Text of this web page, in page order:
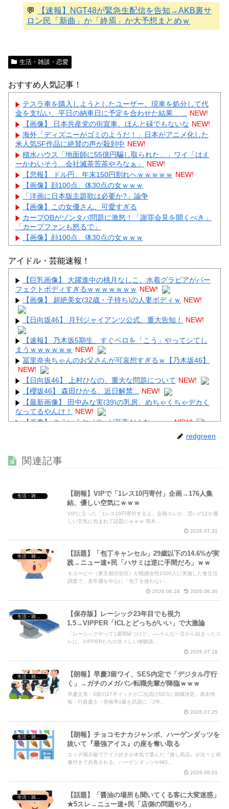
💬
【速報】NGT48が緊急生配信を告知→AKB裏サ
ロン民「新曲」か「終焉」か大予想まとめｗ
生活・雑談・恋愛
おすすめ人気記事！
テスラ車を購入しようとしたユーザー、現車を処分して代
金を支払い、平日の納車日に予定を合わせた結果……
NEW!
【画像】 日本共産党の街宣車、ほんと碌でもないな NEW!
海外「ディズニーがゴミのようだ！」日本がアニメ化した
米人気SF作品に絶賛の声が殺到中 NEW!
積水ハウス「地面師に55億円騙し取られた…」ワイ「はえ
ーかわいそう…会社滅茶苦茶やろなぁ」
NEW!
【悲報】 ドル円、年末150円割れへｗｗｗｗｗ NEW!
【画像】顔100点、体30点の女ｗｗｗ
「洋画に日本版主題歌は必要か?」論争
【画像】この女優さん、可愛すぎる
カープOBがゾンタバ問題に激怒！「謝罪会見を開くべき」
「カープファンも怒るで」
【画像】顔100点、体30点の女ｗｗｗ
Powered by livedoor 相互RSS
アイドル・芸能速報！
【巨乳画像】 大躍進中の桃月なしこ、水着グラビアがパー
フェクトボディすぎるｗｗｗｗｗｗｗ NEW!
【画像】 超絶美女(32歳・子持ち)の人妻ボディｗ NEW!
【日向坂46】 月刊ジャイアンツ公式、重大告知！ NEW!
【速報】 乃木坂5期生、すぐベロを「こう」やってシてし
まうｗｗｗｗｗｗ NEW!
冨里奈央ちゃんのお父さんが可哀想すぎるｗ【乃木坂46】
NEW!
【日向坂46】 上村ひなの、重大な問題について NEW!
【櫻坂46】 森田ひかる、近日解禁... NEW!
【最新画像】 田中みな実(39)の乳房、めちゃくちゃデカく
なってるやんけ！
NEW!
【画像】 こういうお○ぱいが至高だよなｗｗｗ NEW!
【閲覧注意】 昔のドラマのレ.●プシーン、今見るとアウト
Powered by livedoor 相互RSS
redgreen
関連記事
【朗報】VIPで「1レス10円寄付」企画→176人集
結、優しい空気にｗｗｗ
VIPに立った「1レス10円寄付するよ」企画スレが、思いのほか優
しい空気に包まれて話題にｗｗｗ 熊本...
2026.07.31
【話題】「包丁キャンセル」29歳以下の14.6%が実
践→ニュー速+民「ハサミは逆に手間だろ」ｗｗ
キユーピー（東京都渋谷区）が既婚女性1500人に実施した食生活
調査で、若年層を中心に「包丁を使わない...
2026.06.24
2026.06.30
【保存版】レーシック23年目でも視力
1.5→VIPPER「ICLとどっちがいい」で大激論
「レーシックやって1週間経つけど」──そんな一言から始まったス
レに、VIPPERたちの生々しい体験談...
2026.07.18
生活・雑談・恋愛
【朗報】早慶3留ワイ、SES内定で「デジタル庁行
く」→ガチのメガバン転職先輩が降臨ｗｗｗ
早慶文系・3留の27卒イッチが二次請けSESに就職決定。基本情
報・行政書士・英検準1級を武器に「2年...
2026.07.25
生活・雑談・恋愛
【朗報】チョコモナカジャンボ、ハーゲンダッツを
抜いて『最強アイス』の座を奪い取る
エッヂ掲示板でアイス好きが本気で選んだ『推し商品』が次々と画
像付きで共有される。ハーゲンダッツやMO...
2026.08.01
生活・雑談・恋愛
【話題】「醤油の場所も聞いてくる客に大変迷惑」
★5スレ→ニュー速+民「店側の問題やろ」